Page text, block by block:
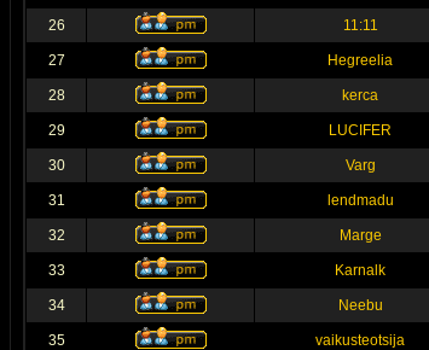
26 11:11
27 Hegreelia
28 kerca
29 LUCIFER
30 Varg
31 lendmadu
32 Marge
33 Karnalk
34 Neebu
35 vaikusteotsija